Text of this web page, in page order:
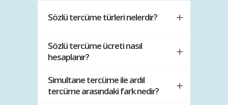
Sözlü tercüme türleri nelerdir?
Sözlü tercüme ücreti nasıl
hesaplanır?
Simultane tercüme ile ardıl
tercüme arasındaki fark nedir?